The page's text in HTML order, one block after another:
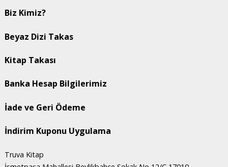
Biz Kimiz?
Beyaz Dizi Takas
Kitap Takası
Banka Hesap Bilgilerimiz
İade ve Geri Ödeme
İndirim Kuponu Uygulama
Truva Kitap